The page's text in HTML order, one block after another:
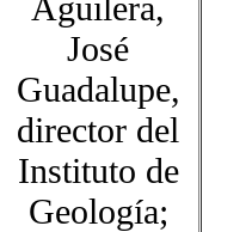
José
Guadalupe,
director del
Instituto de
Geología;